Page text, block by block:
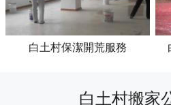
白土村保潔開荒服務
白土村搬家